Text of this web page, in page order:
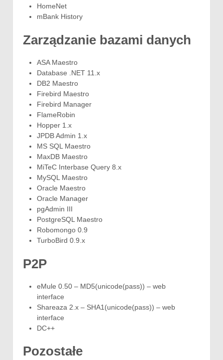
HomeNet
mBank History
Zarządzanie bazami danych
ASA Maestro
Database .NET 11.x
DB2 Maestro
Firebird Maestro
Firebird Manager
FlameRobin
Hopper 1.x
JPDB Admin 1.x
MS SQL Maestro
MaxDB Maestro
MiTeC Interbase Query 8.x
MySQL Maestro
Oracle Maestro
Oracle Manager
pgAdmin III
PostgreSQL Maestro
Robomongo 0.9
TurboBird 0.9.x
P2P
eMule 0.50 – MD5(unicode(pass)) – web
interface
Shareaza 2.x – SHA1(unicode(pass)) – web
interface
DC++
Pozostałe